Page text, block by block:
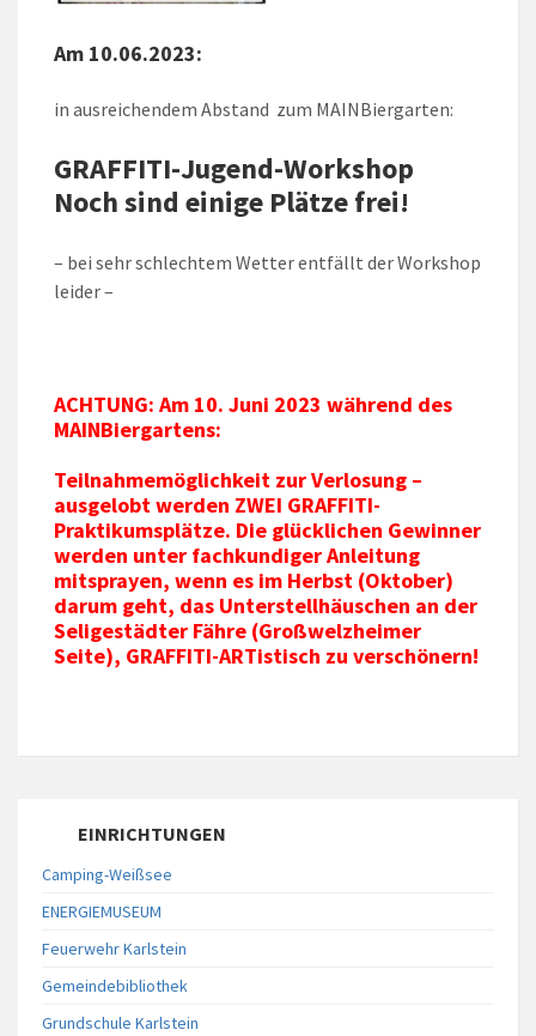
Am 10.06.2023:
in ausreichendem Abstand zum MAINBiergarten:
GRAFFITI-Jugend-Workshop
Noch sind einige Plätze frei!
– bei sehr schlechtem Wetter entfällt der Workshop
leider –
ACHTUNG: Am 10. Juni 2023 während des
MAINBiergartens:
Teilnahmemöglichkeit zur Verlosung –
ausgelobt werden ZWEI GRAFFITI-
Praktikumsplätze. Die glücklichen Gewinner
werden unter fachkundiger Anleitung
mitsprayen, wenn es im Herbst (Oktober)
darum geht, das Unterstellhäuschen an der
Seligestädter Fähre (Großwelzheimer
Seite), GRAFFITI-ARTistisch zu verschönern!
EINRICHTUNGEN
Camping-Weißsee
ENERGIEMUSEUM
Feuerwehr Karlstein
Gemeindebibliothek
Grundschule Karlstein